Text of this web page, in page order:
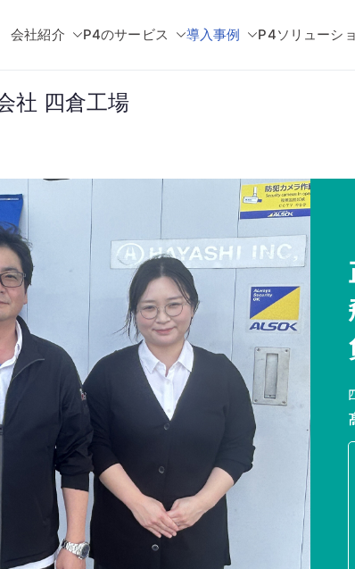
会社紹介 P4のサービス 導入事例 P4ソリューシ
社 四倉工場